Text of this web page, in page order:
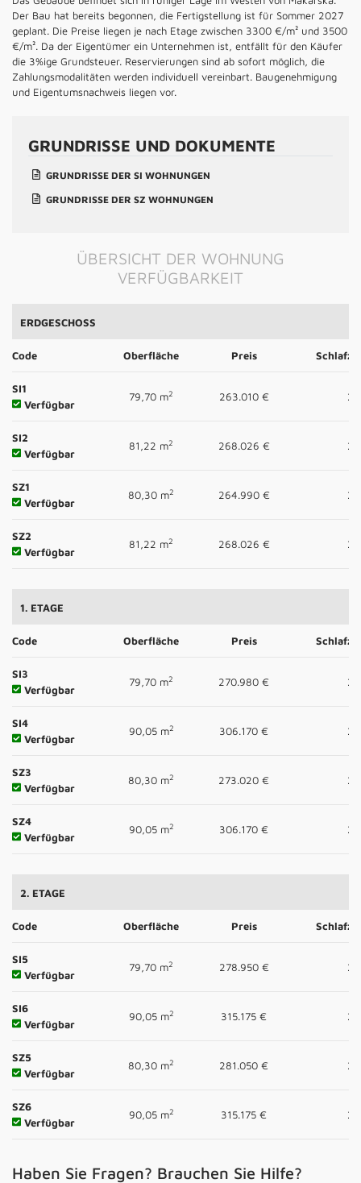
Der Bau hat bereits begonnen, die Fertigstellung ist für Sommer 2027
geplant. Die Preise liegen je nach Etage zwischen 3300 €/m² und 3500
€/m². Da der Eigentümer ein Unternehmen ist, entfällt für den Käufer
die 3%ige Grundsteuer. Reservierungen sind ab sofort möglich, die
Zahlungsmodalitäten werden individuell vereinbart. Baugenehmigung
und Eigentumsnachweis liegen vor.
GRUNDRISSE UND DOKUMENTE
GRUNDRISSE DER SI WOHNUNGEN
GRUNDRISSE DER SZ WOHNUNGEN
ÜBERSICHT DER WOHNUNG
VERFÜGBARKEIT
ERDGESCHOSS
Code Oberfläche Preis
SI1
Verfügbar
79,70 m2 263.010 € 2
SI2
Verfügbar
81,22 m2 268.026 € 2
SZ1
Verfügbar
80,30 m2 264.990 € 2
SZ2
Verfügbar
81,22 m2 268.026 € 2
1. ETAGE
Code Oberfläche Preis
SI3
Verfügbar
79,70 m2 270.980 € 2
SI4
Verfügbar
90,05 m2 306.170 € 2
SZ3
Verfügbar
80,30 m2 273.020 € 2
SZ4
Verfügbar
90,05 m2 306.170 € 2
2. ETAGE
Code Oberfläche Preis
SI5
Verfügbar
79,70 m2 278.950 € 2
SI6
Verfügbar
90,05 m2 315.175 € 2
SZ5
Verfügbar
80,30 m2 281.050 € 2
SZ6
Verfügbar
90,05 m2 315.175 € 2
Haben Sie Fragen? Brauchen Sie Hilfe?